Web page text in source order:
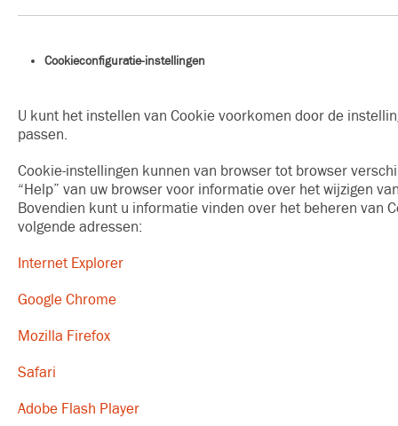
Cookieconfiguratie-instellingen
U kunt het instellen van Cookie voorkomen door de
passen.
Cookie-instellingen kunnen van browser tot browser
“Help” van uw browser voor informatie over het wijzigen
Bovendien kunt u informatie vinden over het beheren van
volgende adressen:
Internet Explorer
Google Chrome
Mozilla Firefox
Safari
Adobe Flash Player